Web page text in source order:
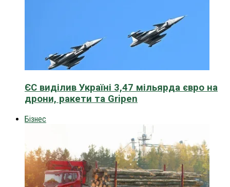
ЄС виділив Україні 3,47 мільярда євро на
дрони, ракети та Gripen
Бізнес